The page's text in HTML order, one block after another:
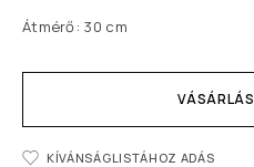
Átmérő: 30 cm
VÁSÁRLÁS
KÍVÁNSÁGLISTÁHOZ ADÁS